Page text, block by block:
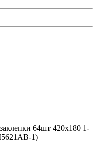
64шт 420x180 1-
1)